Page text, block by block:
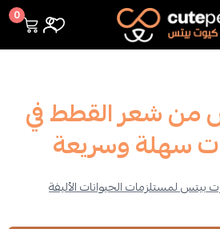
0
من شعر القطط في
سهلة وسريعة
بيتس لمستلزمات الحيوانات الأليفة